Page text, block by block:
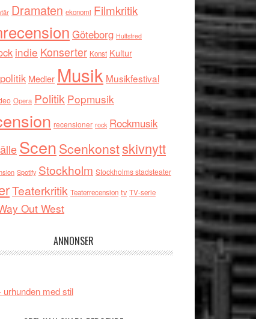
Dramaten ekonomi Filmkritik
Göteborg Hultsfred
indie Konserter Konst Kultur
Medier Musik Musikfestival
Opera Politik Popmusik
recensioner rock Rockmusik
Scen Scenkonstskivnytt
Spotify Stockholm Stockholms stadsteater
Teaterkritik Teaterrecension tv TV-serie
Out West
ANNONSER
urhunden med stil